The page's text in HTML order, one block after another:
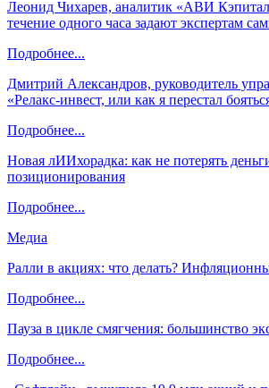
Леонид Чихарев, аналитик «АВИ
течение одного часа задают экспертам
Подробнее...
Дмитрий Александров, руководитель
«Релакс-инвест, или как я перестал
Подробнее...
Новая лИИхорадка: как не потерять
позиционирования
Подробнее...
Медиа
Ралли в акциях: что делать?
Подробнее...
Пауза в цикле смягчения: большинство
Подробнее...